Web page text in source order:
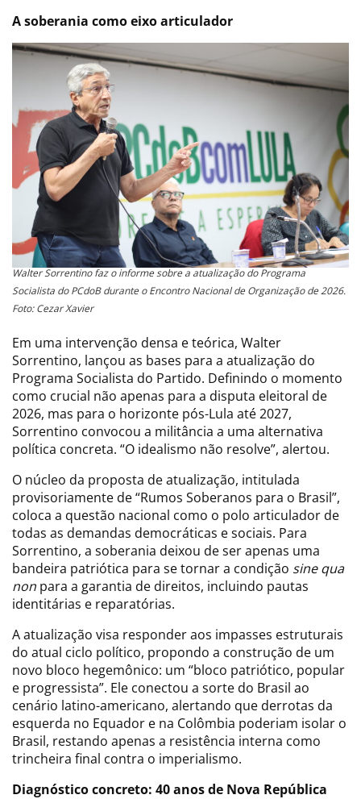
A soberania como eixo articulador
Walter Sorrentino faz o informe sobre a atualização do Programa
Socialista do PCdoB durante o Encontro Nacional de Organização de 2026.
Foto: Cezar Xavier
Em uma intervenção densa e teórica, Walter
Sorrentino, lançou as bases para a atualização do
Programa Socialista do Partido. Definindo o momento
como crucial não apenas para a disputa eleitoral de
2026, mas para o horizonte pós-Lula até 2027,
Sorrentino convocou a militância a uma alternativa
política concreta. “O idealismo não resolve”, alertou.
O núcleo da proposta de atualização, intitulada
provisoriamente de “Rumos Soberanos para o Brasil”,
coloca a questão nacional como o polo articulador de
todas as demandas democráticas e sociais. Para
Sorrentino, a soberania deixou de ser apenas uma
bandeira patriótica para se tornar a condição sine qua
non para a garantia de direitos, incluindo pautas
identitárias e reparatórias.
A atualização visa responder aos impasses estruturais
do atual ciclo político, propondo a construção de um
novo bloco hegemônico: um “bloco patriótico, popular
e progressista”. Ele conectou a sorte do Brasil ao
cenário latino-americano, alertando que derrotas da
esquerda no Equador e na Colômbia poderiam isolar o
Brasil, restando apenas a resistência interna como
trincheira final contra o imperialismo.
Diagnóstico concreto: 40 anos de Nova República